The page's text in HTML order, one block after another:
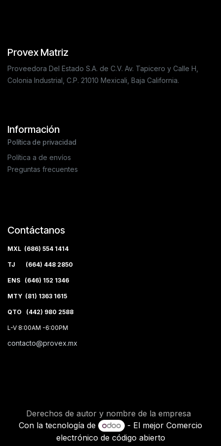
Provex Matriz
Proveedora Del Estado S.A. de C.V. Av. Tapicero y Calle H,
Colonia Industrial, C.P. 21010 Mexicali, Baja California.
Información
Política de privacidad
Política a de envíos
Preguntas frecuentes
Contáctanos
MXL (686) 554 1414
TJ (664) 448 2850
ENS (646) 152 1346
MTY (81) 1363 1615
QTO (442) 980 2588
L-V 8:00AM -6:00PM
contacto@provex.mx
Derechos de autor y nombre de la empresa
Con la tecnología de
- El mejorComercio
electrónico de código abierto